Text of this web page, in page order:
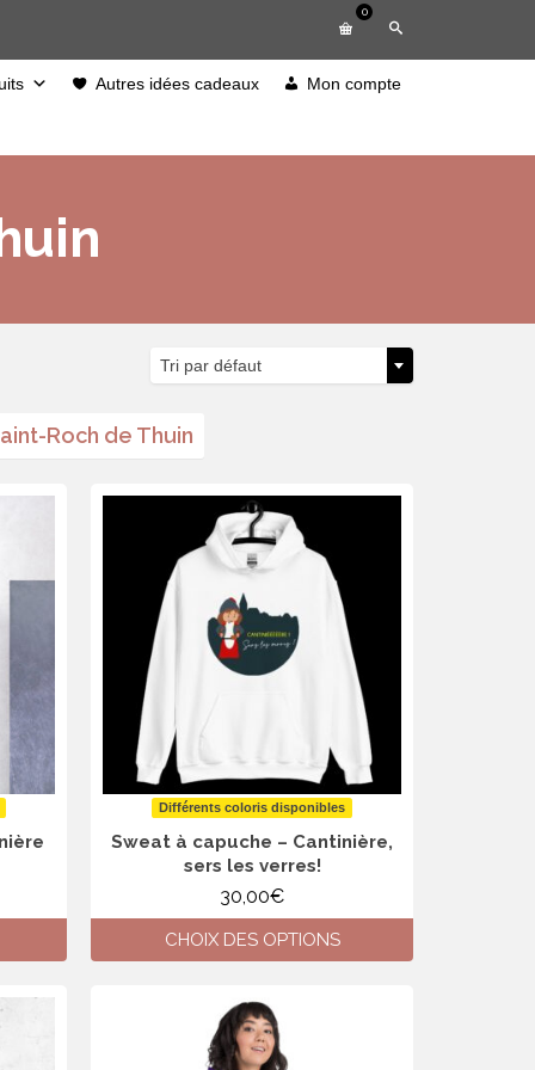
0
Autres idées cadeaux Mon compte
Tri par défaut
Roch de Thuin
Différents coloris disponibles
Sweat à capuche – Cantinière,
sers les verres!
30,00€
CHOIX DES OPTIONS
a
plusieurs